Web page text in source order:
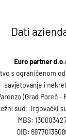
Dati
Euro partner
s ograničenom
savjetovanje i
(Grad Poreč -
sud: Trgovački
MBS:
OIB: